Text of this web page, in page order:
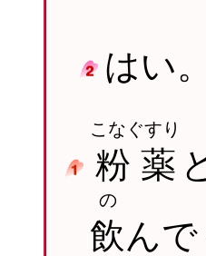
はい
粉薬
こなぐすり
飲
の
んで